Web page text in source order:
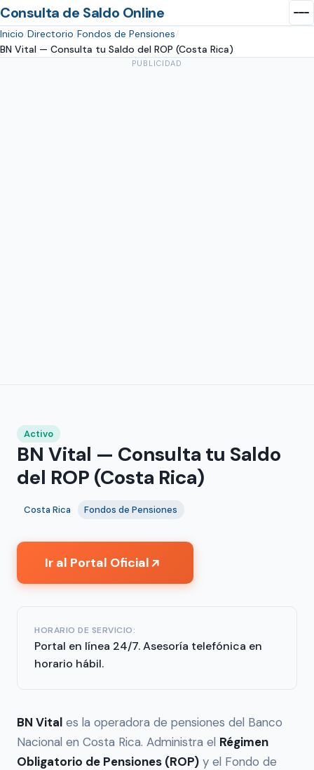
Consulta de Saldo Online
Inicio Directorio Fondos de Pensiones
BN Vital — Consulta tu Saldo del ROP (Costa Rica)
PUBLICIDAD
Activo
BN Vital — Consulta tu Saldo
del ROP (Costa Rica)
Costa Rica Fondos de Pensiones
Ir al Portal Oficial↗
HORARIO DE SERVICIO:
Portal en línea 24/7. Asesoría telefónica en
horario hábil.
BN Vital es la operadora de pensiones del Banco
Nacional en Costa Rica. Administra el Régimen
Obligatorio de Pensiones (ROP) y el Fondo de